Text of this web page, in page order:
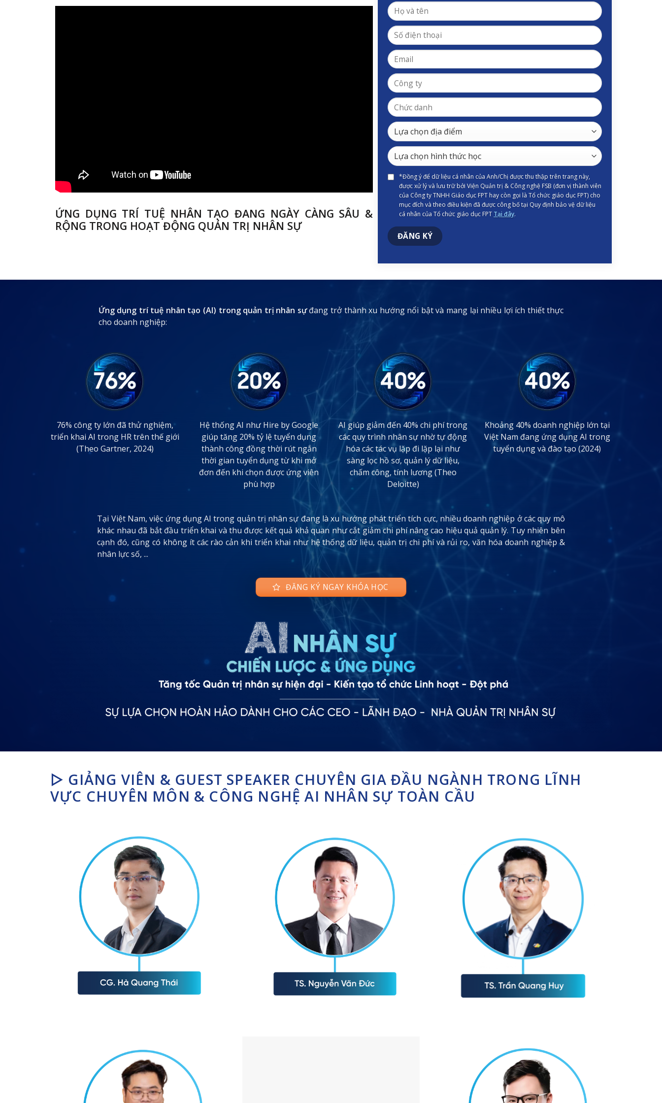
ỨNG DỤNG TRÍ TUỆ NHÂN TẠO ĐANG NGÀY CÀNG SÂU &
RỘNG TRONG HOẠT ĐỘNG QUẢN TRỊ NHÂN SỰ
*Đồng ý để dữ liệu cá nhân của Anh/Chị được thu thập trên trang này,
được xử lý và lưu trữ bởi Viện Quản trị & Công nghệ FSB (đơn vị thành viên
của Công ty TNHH Giáo dục FPT hay còn gọi là Tổ chức giáo dục FPT) cho
mục đích và theo điều kiện đã được công bố tại Quy định bảo vệ dữ liệu
cá nhân của Tổ chức giáo dục FPT Tại đây.
Ứng dụng trí tuệ nhân tạo (AI) trong quản trị nhân sựđang trở thành xu hướng nổi bật và mang lại nhiều lợi ích thiết thực
cho doanh nghiệp:
76% công ty lớn đã thử nghiệm,
triển khai AI trong HR trên thế giới
(Theo Gartner, 2024)
Hệ thống AI như Hire by Google
giúp tăng 20% tỷ lệ tuyển dụng
thành công đồng thời rút ngắn
thời gian tuyển dụng từ khi mở
đơn đến khi chọn được ứng viên
phù hợp
AI giúp giảm đến 40% chi phí trong
các quy trình nhân sự nhờ tự động
hóa các tác vụ lặp đi lặp lại như
sàng lọc hồ sơ, quản lý dữ liệu,
chấm công, tính lương (Theo
Deloitte)
Khoảng 40% doanh nghiệp lớn tại
Việt Nam đang ứng dụng AI trong
tuyển dụng và đào tạo (2024)
Tại Việt Nam, việc ứng dụng AI trong quản trị nhân sự đang là xu hướng phát triển tích cực, nhiều doanh nghiệp ở các quy mô
khác nhau đã bắt đầu triển khai và thu được kết quả khả quan như cắt giảm chi phí nâng cao hiệu quả quản lý. Tuy nhiên bên
cạnh đó, cũng có không ít các rào cản khi triển khai như hệ thống dữ liệu, quản trị chi phí và rủi ro, văn hóa doanh nghiệp &
nhân lực số, ...
ĐĂNG KÝ NGAY KHÓA HỌC
▷ GIẢNG VIÊN & GUEST SPEAKER CHUYÊN GIA ĐẦU NGÀNH TRONG LĨNH
VỰC CHUYÊN MÔN & CÔNG NGHỆ AI NHÂN SỰ TOÀN CẦU